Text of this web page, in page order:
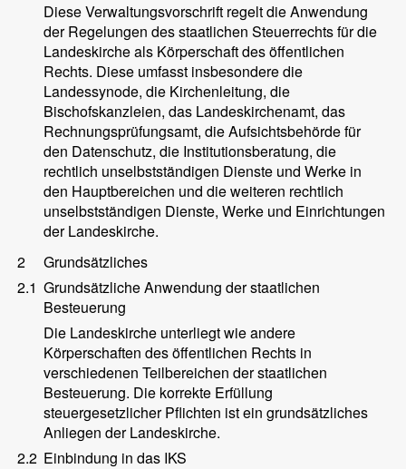
Diese Verwaltungsvorschrift regelt die Anwendung
der Regelungen des staatlichen Steuerrechts für die
Landeskirche als Körperschaft des öffentlichen
Rechts. Diese umfasst insbesondere die
Landessynode, die Kirchenleitung, die
Bischofskanzleien, das Landeskirchenamt, das
Rechnungsprüfungsamt, die Aufsichtsbehörde für
den Datenschutz, die Institutionsberatung, die
rechtlich unselbstständigen Dienste und Werke in
den Hauptbereichen und die weiteren rechtlich
unselbstständigen Dienste, Werke und Einrichtungen
der Landeskirche.
2
Grundsätzliches
2.1 Grundsätzliche Anwendung der staatlichen
Besteuerung
Die Landeskirche unterliegt wie andere
Körperschaften des öffentlichen Rechts in
verschiedenen Teilbereichen der staatlichen
Besteuerung. Die korrekte Erfüllung
steuergesetzlicher Pflichten ist ein grundsätzliches
Anliegen der Landeskirche.
2.2 Einbindung in das IKS